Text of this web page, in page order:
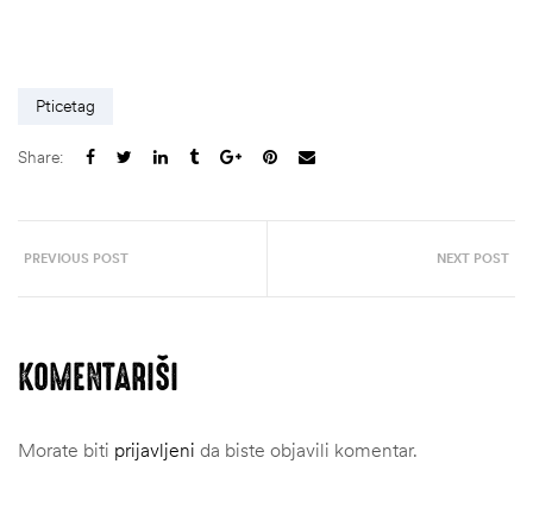
Pticetag
Share:
PREVIOUS POST NEXT POST
KOMENTARIŠI
Morate biti prijavljeni da biste objavili komentar.